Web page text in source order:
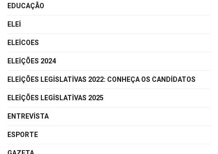
EDUCAÇÃO
ELEI
ELEICOES
ELEIÇÕES 2024
ELEIÇÕES LEGISLATIVAS 2022: CONHEÇA OS CANDIDATOS
ELEIÇÕES LEGISLATIVAS 2025
ENTREVISTA
ESPORTE